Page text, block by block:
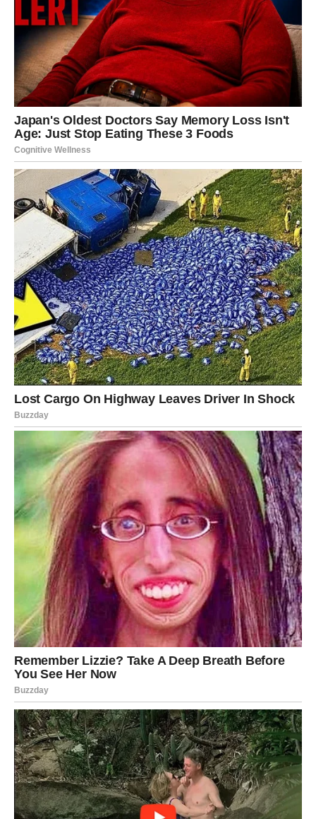
život su različita za svaku osobu. Dok neki ljudi cijeli život
traže romantiku, drugi već od malih nogu znaju što žele i
kako to postići. Ova raznolikost u pristupu ljubavi može
stvoriti bogate i kompleksne emocionalne pejzaže koji su
često dublji od onoga što se može vidjeti na površini.
Različite linije i njihove interpretacije
Pored linije srca, postoje i druge važne linije koje igraju
ključnu ulogu u hiromantiji. Na primjer, linija glave
simbolizuje našu sposobnost razmišljanja, donošenja
odluka i kreativnosti. Njena dužina i oblik mogu otkrivati
naš pristup životnim izazovima. Osobe sa dužom linijom
glave često su analitične i svestrane, dok kraće linije
mogu ukazivati na intuitivnije i brže donoseće odluke.
Također,linija života, koja se proteže oko zapešća, ne
govori samo o fizičkom zdravlju i vitalnosti, već i o
emocionalnim prekretnicama koje oblikuju naš život.
Osobe sa izraženijom linijom života često imaju bogatije
emocionalno iskustvo, što može značiti da su sklonije
dubokim vezama i intenzivnim osjećanjima. Razumevanje
ovog aspekta može pomoći pojedincima da bolje
upravljaju svojim emocionalnim odgovorima na stres i
promjene u životu.
Emocionalna inteligencija i lični rast
Učenje o sebi putem hiromantije može poslužiti kao
korisno sredstvo za samorazumijevanje. Razumijevanje
vlastitih emocionalnih obrazaca i nesigurnosti može
pomoći u izgradnji zdravijih odnosa. Iako tumačenje linija
na dlanu ne predstavlja konačnu istinu, može nam pomoći
da steknemo svest o našim emocionalnim potrebama i
težnjama. Ova praksa može nas potaknuti da se suočimo
s vlastitim strahovima i nesigurnostima, kao i da naučimo
kako se bolje povezati s drugima.
Kroz introspekciju koja dolazi sa hiromantijom, pojedinci
mogu postati svjesniji vlastitih emocija te naučiti kako ih
pravilno izraziti. Ovo ne samo da pomaže u ličnom
razvoju, već i doprinosi izgradnji jačih i zdravijih odnosa
sa drugima. Otvorenost prema vlastitim emocijama često
rezultira jačim vezama, jer omogućava drugima da nas